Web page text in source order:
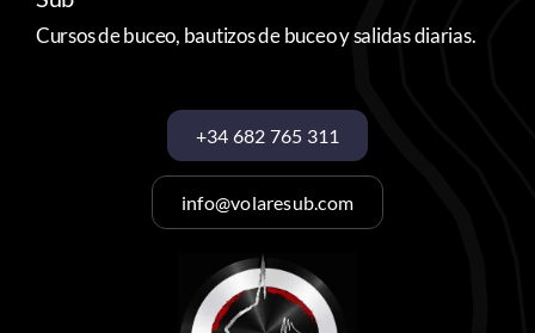
Cursos de buceo, bautizos de buceo y salidas diarias.
+34 682 765 311
info@volaresub.com